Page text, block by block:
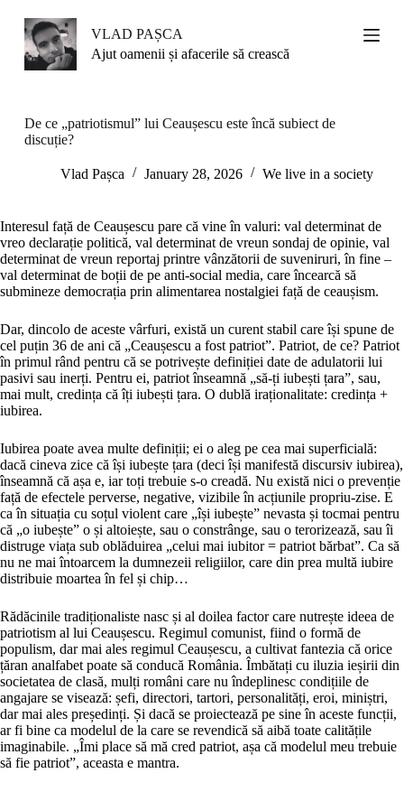
S
k
o
n
VLAD PAȘCA
Ajut oamenii și afacerile să crească
De ce „patriotismul” lui Ceaușescu este încă subiect de
discuție?
Vlad Pașca January 28, 2026 We live in a society
Interesul față de Ceaușescu pare că vine în valuri: val determinat de
vreo declarație politică, val determinat de vreun sondaj de opinie, val
determinat de vreun reportaj printre vânzătorii de suveniruri, în fine –
val determinat de boții de pe anti-social media, care încearcă să
submineze democrația prin alimentarea nostalgiei față de ceaușism.
Dar, dincolo de aceste vârfuri, există un curent stabil care își spune de
cel puțin 36 de ani că „Ceaușescu a fost patriot”. Patriot, de ce? Patriot
în primul rând pentru că se potrivește definiției date de adulatorii lui
pasivi sau inerți. Pentru ei, patriot înseamnă „să-ți iubești țara”, sau,
mai mult, credința că îți iubești țara. O dublă iraționalitate: credința +
iubirea.
Iubirea poate avea multe definiții; ei o aleg pe cea mai superficială:
dacă cineva zice că își iubește țara (deci își manifestă discursiv iubirea),
înseamnă că așa e, iar toți trebuie s-o creadă. Nu există nici o prevenție
față de efectele perverse, negative, vizibile în acțiunile propriu-zise. E
ca în situația cu soțul violent care „își iubește” nevasta și tocmai pentru
că „o iubește” o și altoiește, sau o constrânge, sau o terorizează, sau îi
distruge viața sub oblăduirea „celui mai iubitor = patriot bărbat”. Ca să
nu ne mai întoarcem la dumnezeii religiilor, care din prea multă iubire
distribuie moartea în fel și chip…
Rădăcinile tradiționaliste nasc și al doilea factor care nutrește ideea de
patriotism al lui Ceaușescu. Regimul comunist, fiind o formă de
populism, dar mai ales regimul Ceaușescu, a cultivat fantezia că orice
țăran analfabet poate să conducă România. Îmbătați cu iluzia ieșirii din
societatea de clasă, mulți români care nu îndeplinesc condițiile de
angajare se visează: șefi, directori, tartori, personalități, eroi, miniștri,
dar mai ales președinți. Și dacă se proiectează pe sine în aceste funcții,
ar fi bine ca modelul de la care se revendică să aibă toate calitățile
imaginabile. „Îmi place să mă cred patriot, așa că modelul meu trebuie
să fie patriot”, aceasta e mantra.